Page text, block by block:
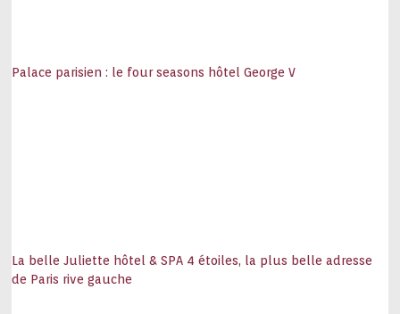
Palace parisien : le four seasons hôtel George V
La belle Juliette hôtel & SPA 4 étoiles, la plus belle adresse
de Paris rive gauche